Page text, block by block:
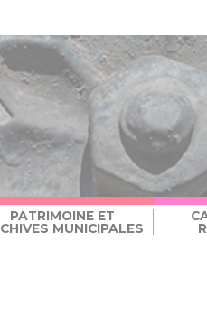
PATRIMOINE ET
MUNICIPALES